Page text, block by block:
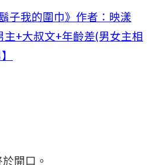
鬍子我的圍巾》作者：映漾
主+大叔文+年齡差(男女主相
開口。